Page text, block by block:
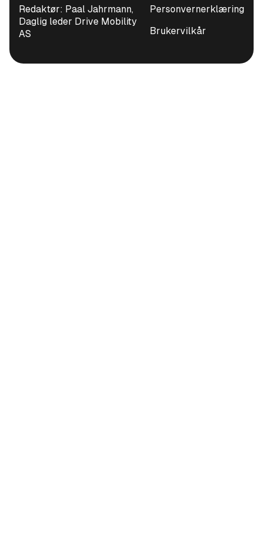
Redaktør: Paal Jahrmann,
Daglig leder Drive Mobility
AS
Personvernerklæring
Brukervilkår